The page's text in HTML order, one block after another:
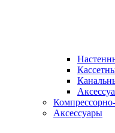
Аксессуары